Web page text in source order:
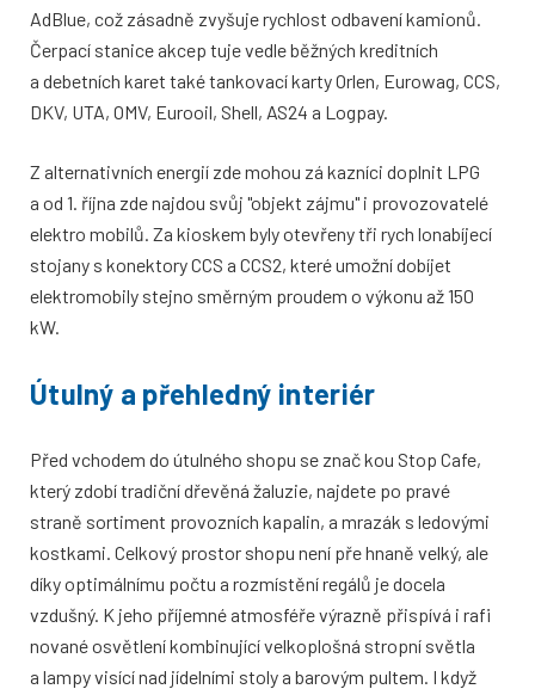
AdBlue, což zásadně zvyšuje rychlost odbavení kamionů.
Čerpací stanice akcep tuje vedle běžných kreditních
a debetních karet také tankovací karty Orlen, Eurowag, CCS,
DKV, UTA, OMV, Eurooil, Shell, AS24 a Logpay.
Z alternativních energií zde mohou zá kazníci doplnit LPG
a od 1. října zde najdou svůj "objekt zájmu" i provozovatelé
elektro mobilů. Za kioskem byly otevřeny tři rych lonabíjecí
stojany s konektory CCS a CCS2, které umožní dobíjet
elektromobily stejno směrným proudem o výkonu až 150
kW.
Útulný a přehledný interiér
Před vchodem do útulného shopu se znač kou Stop Cafe,
který zdobí tradiční dřevěná žaluzie, najdete po pravé
straně sortiment provozních kapalin, a mrazák s ledovými
kostkami. Celkový prostor shopu není pře hnaně velký, ale
díky optimálnímu počtu a rozmístění regálů je docela
vzdušný. K jeho příjemné atmosféře výrazně přispívá i rafi
nované osvětlení kombinující velkoplošná stropní světla
a lampy visící nad jídelními stoly a barovým pultem. I když